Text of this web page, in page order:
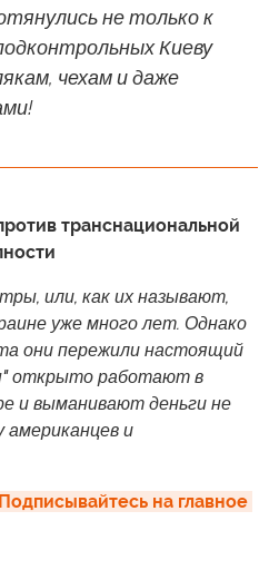
не только к
Киеву
чехам и даже
транснациональной
или, как их называют,
уже много лет. Однако
они пережили настоящий
открыто работают в
и выманивают деньги не
американцев и
на главное